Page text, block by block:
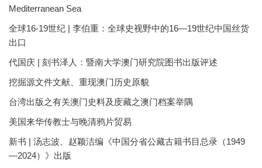
Mediterranean Sea
全球16-19世纪 | 李伯重：全球史视野中的16—19世纪中国丝货
出口
代国庆 | 刻书泽人：暨南大学澳门研究院图书出版评述
挖掘源文件文献、重现澳门历史原貌
台湾出版之有关澳门史料及庋藏之澳门档案举隅
美国来华传教士与晚清鸦片贸易
新书 | 汤志波、赵颖洁编《中国分省公藏古籍书目总录（1949
—2024）》出版